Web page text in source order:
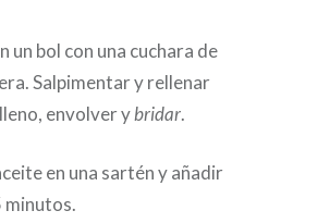
bol con una cuchara de
Salpimentar y rellenar
envolver ybridar.
en una sartén y añadir
minutos.